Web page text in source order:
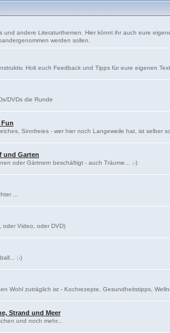
und andere Literaturthemen. Hier könnt ihr auch eure
werden sollen.
Holt euch Feedback und Tipps für eure eigenen
DVDs die Runde
Sinnfreies - wer hier noch Langeweile hat, ist selber
und Garten
oder Gärtnern beschäftigt - auch Träume... ;-)
...
oder Video, oder DVD)
;-)
Wohl zuträglich ist - Kochrezepte, Gesundheitstipps,
Strand und Meer
und noch mehr...